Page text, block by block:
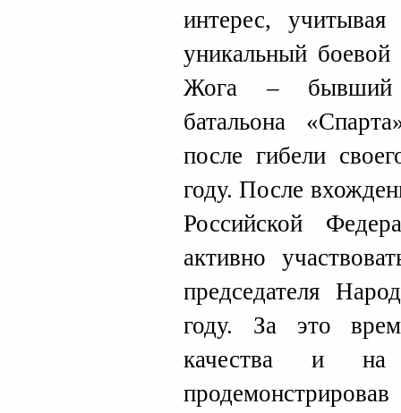
интерес, учитывая
уникальный
Жога – бывший
батальона
после гибели
году. После
Российской
активно
председателя
году. За это
качества и на